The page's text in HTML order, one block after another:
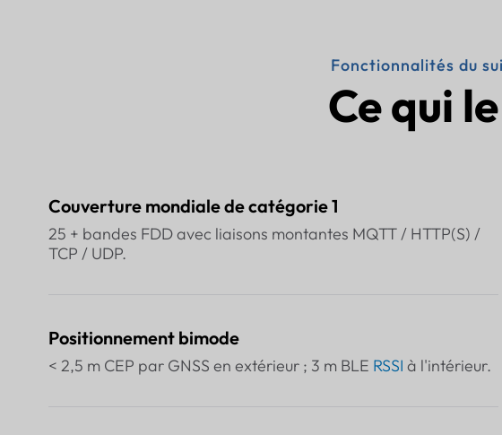
Fonctionnalités du
Ce qui
Couverture mondiale de catégorie 1
25 + bandes FDD avec liaisons montantes MQTT / HTTP(S) /
TCP / UDP.
Positionnement bimode
< 2,5 m CEP par GNSS en extérieur ; 3 m BLE RSSI à l'intérieur.